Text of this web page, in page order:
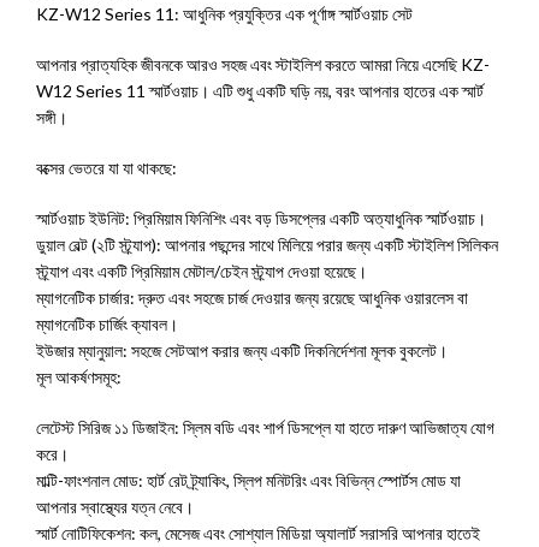
KZ-W12 Series 11: আধুনিক প্রযুক্তির এক পূর্ণাঙ্গ স্মার্টওয়াচ সেট
আপনার প্রাত্যহিক জীবনকে আরও সহজ এবং স্টাইলিশ করতে আমরা নিয়ে এসেছি KZ-
W12 Series 11 স্মার্টওয়াচ। এটি শুধু একটি ঘড়ি নয়, বরং আপনার হাতের এক স্মার্ট
সঙ্গী।
বক্সের ভেতরে যা যা থাকছে:
স্মার্টওয়াচ ইউনিট: প্রিমিয়াম ফিনিশিং এবং বড় ডিসপ্লের একটি অত্যাধুনিক স্মার্টওয়াচ।
ডুয়াল বেল্ট (২টি স্ট্র্যাপ): আপনার পছন্দের সাথে মিলিয়ে পরার জন্য একটি স্টাইলিশ সিলিকন
স্ট্র্যাপ এবং একটি প্রিমিয়াম মেটাল/চেইন স্ট্র্যাপ দেওয়া হয়েছে।
ম্যাগনেটিক চার্জার: দ্রুত এবং সহজে চার্জ দেওয়ার জন্য রয়েছে আধুনিক ওয়ারলেস বা
ম্যাগনেটিক চার্জিং ক্যাবল।
ইউজার ম্যানুয়াল: সহজে সেটআপ করার জন্য একটি দিকনির্দেশনা মূলক বুকলেট।
মূল আকর্ষণসমূহ:
লেটেস্ট সিরিজ ১১ ডিজাইন: স্লিম বডি এবং শার্প ডিসপ্লে যা হাতে দারুণ আভিজাত্য যোগ
করে।
মাল্টি-ফাংশনাল মোড: হার্ট রেট ট্র্যাকিং, স্লিপ মনিটরিং এবং বিভিন্ন স্পোর্টস মোড যা
আপনার স্বাস্থ্যের যত্ন নেবে।
স্মার্ট নোটিফিকেশন: কল, মেসেজ এবং সোশ্যাল মিডিয়া অ্যালার্ট সরাসরি আপনার হাতেই